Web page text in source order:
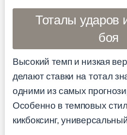
Тоталы ударов
боя
Высокий темп и низкая
делают ставки на тотал
одними из самых
Особенно в темповых
кикбоксинг,